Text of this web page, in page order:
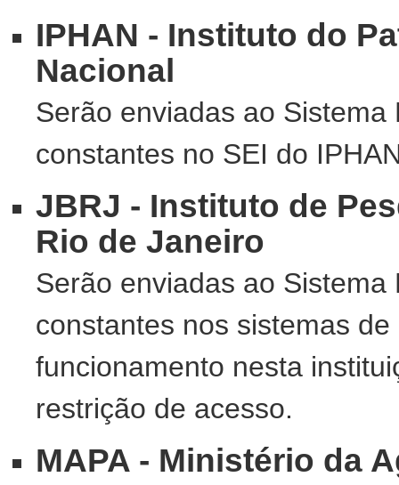
IPHAN - Instituto do
Nacional
Serão enviadas ao
constantes no SEI do
JBRJ - Instituto de
Rio de Janeiro
Serão enviadas ao
constantes nos sistemas
funcionamento nesta
restrição de acesso.
MAPA - Ministério da